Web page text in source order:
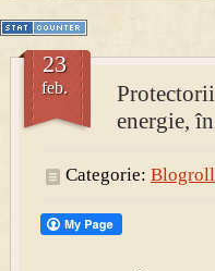
PRESA
Permise pentruenergie,
23
feb.
Categorie: Blogroll